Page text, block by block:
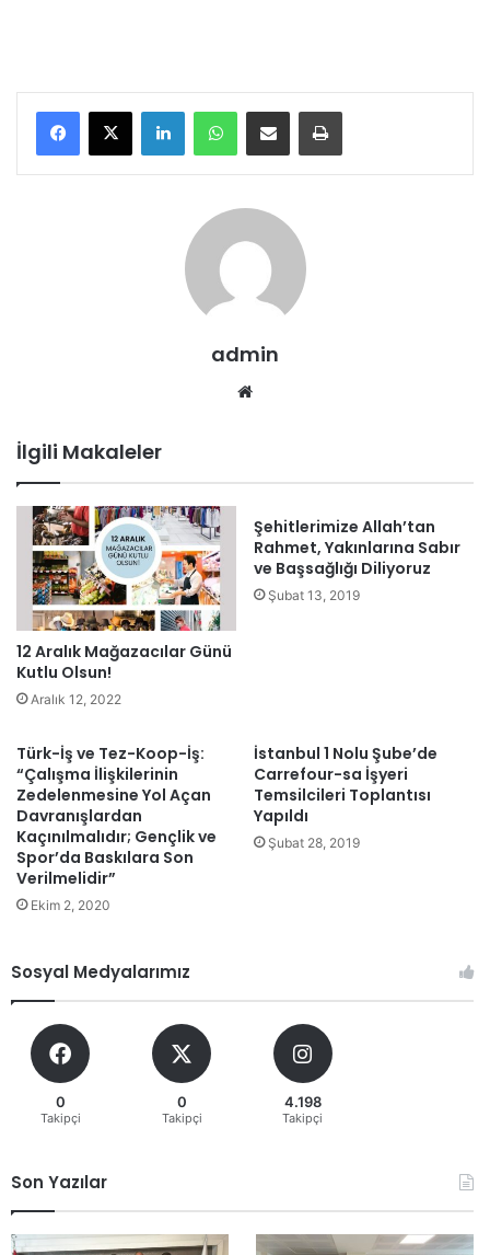
admin
İlgili Makaleler
12 Aralık Mağazacılar Günü
Kutlu Olsun!
Aralık 12, 2022
Şehitlerimize Allah’tan
Rahmet, Yakınlarına Sabır
ve Başsağlığı Diliyoruz
Şubat 13, 2019
Türk-İş ve Tez-Koop-İş:
“Çalışma İlişkilerinin
Zedelenmesine Yol Açan
Davranışlardan
Kaçınılmalıdır; Gençlik ve
Spor’da Baskılara Son
Verilmelidir”
Ekim 2, 2020
İstanbul 1 Nolu Şube’de
Carrefour-sa İşyeri
Temsilcileri Toplantısı
Yapıldı
Şubat 28, 2019
Sosyal Medyalarımız
0
Takipçi
0
Takipçi
4.198
Takipçi
Son Yazılar